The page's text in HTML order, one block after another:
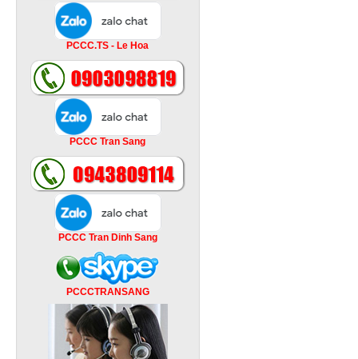
PCCC.TS - Le Hoa
PCCC Tran Sang
PCCC Tran Dinh Sang
PCCCTRANSANG